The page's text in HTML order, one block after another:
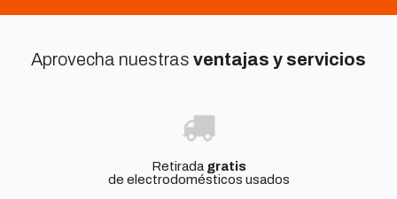
Aprovecha nuestras ventajas y servicios
Retirada gratis
de electrodomésticos usados